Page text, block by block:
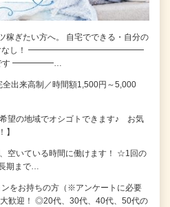
稼ぎたい方へ。 自宅でできる・自分の
ルマなし！ ━━━━━━━━━━━━━━
です ━━━━━…
出来高制／時間額1,500円～5,000
望の地域でオシゴトできます♪ お気
】
空いている時間に働けます！ ☆1回の
期まで…
をお持ちの方（※アンケートに必要
歓迎！ ◎20代、30代、40代、50代の